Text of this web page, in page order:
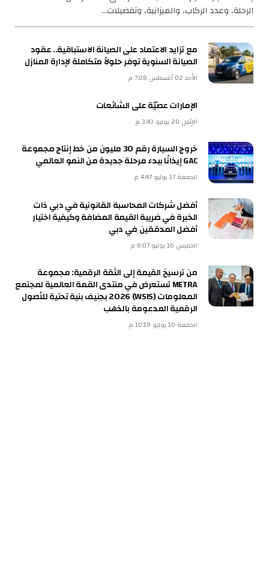
الرحلة، وعدد الركاب، والميزانية، وتفضيلات…
مع تزايد الاعتماد على الصيانة الاستباقية.. عقود
الصيانة السنوية توفر حلولاً متكاملة لإدارة المنازل
الأحد 02 أغسطس 7:08 م
الإمارات عصيّة على الشائعات
الإثنين 20 يوليو 3:43 م
خروج السيارة رقم 30 مليون من خط إنتاج مجموعة
GAC إيذانًا ببدء مرحلة جديدة من النمو العالمي
الجمعة 17 يوليو 4:47 م
أفضل شركات المحاسبة القانونية في دبي ذات
الخبرة في ضريبة القيمة المضافة وكيفية اختيار
أفضل المدققين في دبي
الخميس 16 يوليو 6:07 م
من ترسيخ القيمة إلى الثقة الرقمية: مجموعة
METRA تستعرض في منتدى القمة العالمية لمجتمع
المعلومات (WSIS) 2026 بجنيف بنية تحتية للأصول
الرقمية المدعومة بالذهب
الجمعة 10 يوليو 10:19 م